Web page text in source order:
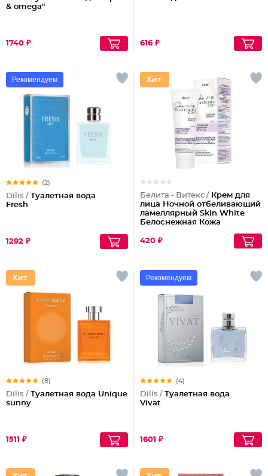
& omega"
1740 ₽ 616 ₽
Рекомендуем
(2)
Dilis / Туалетная вода
Fresh
1292 ₽
Белита - Витекс / Крем для
лица Ночной отбеливающий
ламеллярный Skin White
Белоснежная Кожа
420 ₽
(8)
Dilis / Туалетная вода Unique
sunny
1511 ₽
Рекомендуем
(4)
Dilis / Туалетная вода
Vivat
1601 ₽